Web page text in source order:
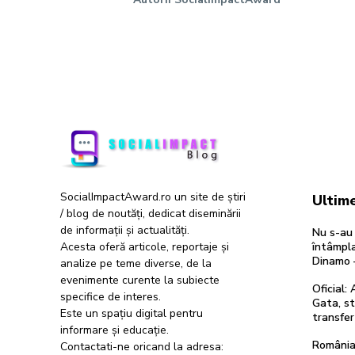
SocialImpactAward.ro un site de știri
/ blog de noutăți, dedicat diseminării
de informații și actualități.
Acesta oferă articole, reportaje și
analize pe teme diverse, de la
evenimente curente la subiecte
specifice de interes.
Este un spațiu digital pentru
informare și educație.
Contactati-ne oricand la adresa:
Nu s-
Dinamo
Oficial:
Gata,